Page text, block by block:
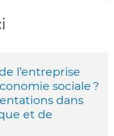
l’entreprise
sociale ?
dans
et de